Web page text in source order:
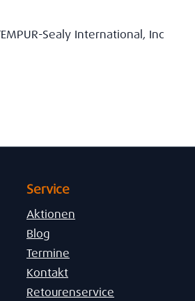
Sealy International, Inc
Service
Aktionen
Blog
Termine
Kontakt
Retourenservice